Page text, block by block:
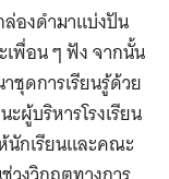
ล่องดำมาแบ่งปัน
เพื่อน ๆ ฟัง จากนั้น
ชุดการเรียนรู้ด้วย
ผู้บริหารโรงเรียน
กเรียนและคณะ